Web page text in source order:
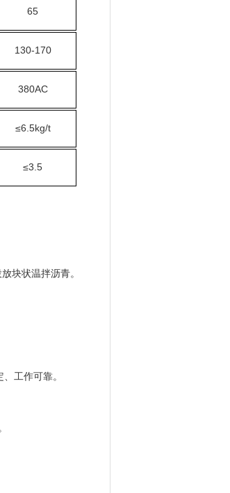
65
130-170
380AC
≤6.5kg/t
≤3.5
块状温拌沥青。
工作可靠。